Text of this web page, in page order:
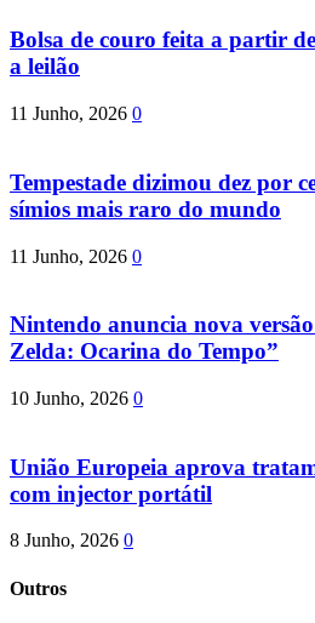
Bolsa de couro feita a partir
a leilão
11 Junho, 2026 0
Tempestade dizimou dez por
símios mais raro do mundo
11 Junho, 2026 0
Nintendo anuncia nova
Zelda: Ocarina do Tempo”
10 Junho, 2026 0
União Europeia aprova
com injector portátil
8 Junho, 2026 0
Outros